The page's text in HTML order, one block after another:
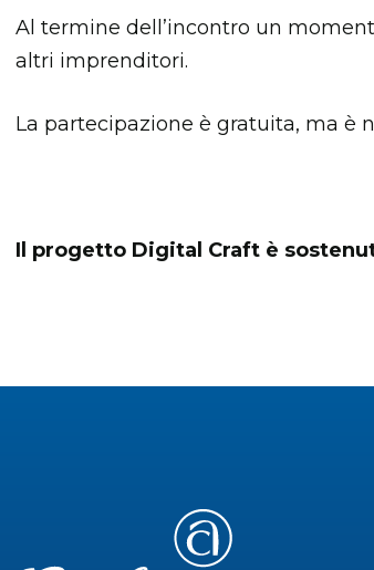
Al termine dell’incontro un
altri imprenditori.
La partecipazione è gratuita, ma è
Il progetto Digital Craft è